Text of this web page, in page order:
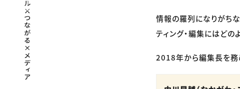
情報の羅列になりがち
ティング・編集にはどの
2018年から編集長を務